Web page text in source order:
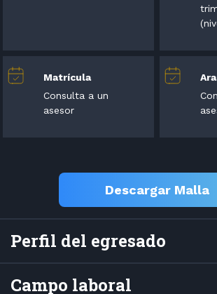
Matrícula
Consulta a un
asesor
Descargar Malla
Perfil del egresado
Campo laboral